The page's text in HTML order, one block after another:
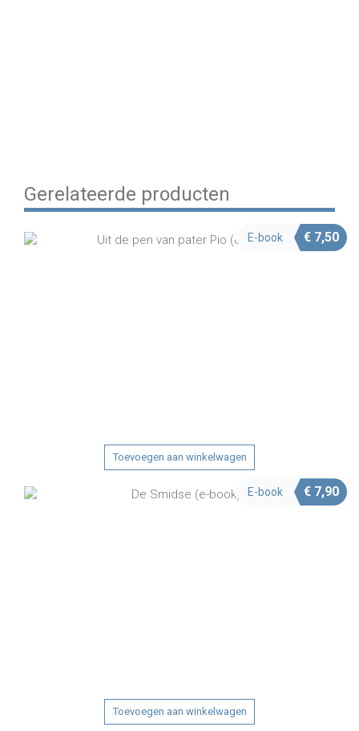
Gerelateerde producten
E-book € 7,50
Toevoegen aan winkelwagen
E-book € 7,90
Toevoegen aan winkelwagen